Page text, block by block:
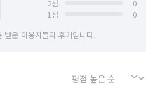
2점
0
1점
0
받은 이용자들의 후기입니다.